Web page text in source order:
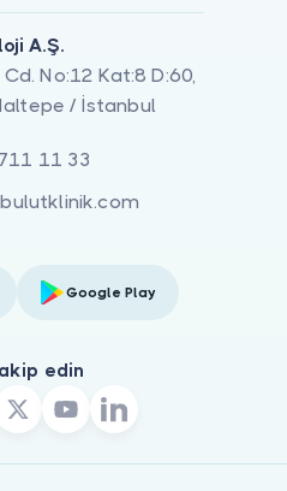
A.Ş.
No:12 Kat:8 D:60,
/ İstanbul
11 33
Google Play
edin